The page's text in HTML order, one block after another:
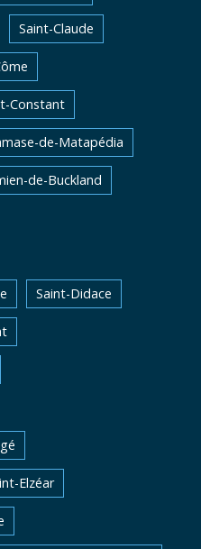
Saint-Claude
Constant
de-Matapédia
de-Buckland
Saint-Didace
Elzéar